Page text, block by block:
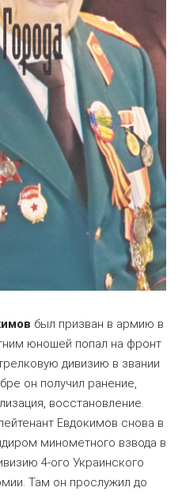
был призван в армию в
юношей попал на фронт
дивизию в звании
он получил ранение,
восстановление.
Евдокимов снова в
минометного взвода в
4-ого Украинского
Там он прослужил до